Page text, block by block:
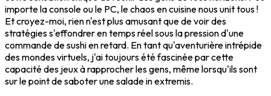
importe la console ou le PC, le chaos en cuisine nous unit tous !
Et croyez-moi, rien n'est plus amusant que de voir des
stratégies s'effondrer en temps réel sous la pression d'une
commande de sushi en retard. En tant qu'aventurière intrépide
des mondes virtuels, j'ai toujours été fascinée par cette
capacité des jeux à rapprocher les gens, même lorsqu'ils sont
sur le point de saboter une salade in extremis.